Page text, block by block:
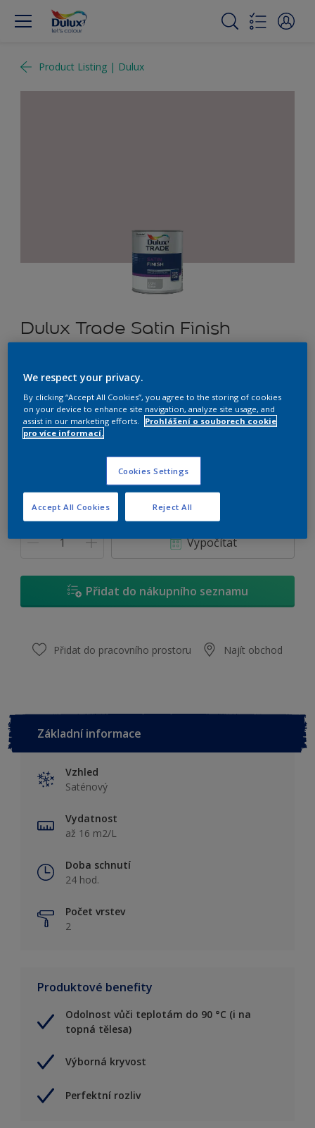
Product Listing | Dulux
Dulux Trade Satin Finish
ZN.02.73
Změnit odstín
2,5 L
Množství Kalkulačka pro výpočet barvy
Vypočítat
Přidat do nákupního seznamu
Přidat do pracovního prostoru Najít obchod
Základní informace
Vzhled
Saténový
Vydatnost
až 16 m2/L
Doba schnutí
24 hod.
Počet vrstev
2
Produktové benefity
Odolnost vůči teplotám do 90 °C (i na
topná tělesa)
Výborná kryvost
Perfektní rozliv
We respect your privacy.
By clicking “Accept All Cookies”, you agree to the storing of cookies
on your device to enhance site navigation, analyze site usage, and
assist in our marketing efforts.
Prohlášení o souborech cookie
pro více informací.
Cookies Settings
Reject All
Accept All Cookies